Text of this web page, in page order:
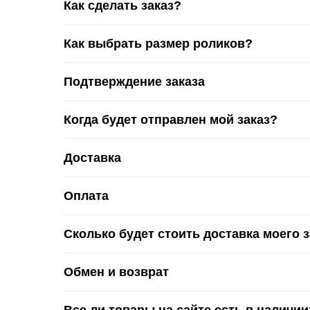
Как сделать заказ?
Как выбрать размер роликов?
Подтверждение заказа
Когда будет отправлен мой заказ?
Доставка
Оплата
Сколько будет стоить доставка моего
Обмен и возврат